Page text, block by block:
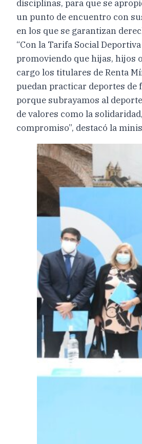
disciplinas, para que se
un punto de encuentro con
en los que se garantizan
“Con la Tarifa Social
promoviendo que hijas, hijos
cargo los titulares de Renta
puedan practicar deportes de
porque subrayamos al
de valores como la
compromiso”, destacó la